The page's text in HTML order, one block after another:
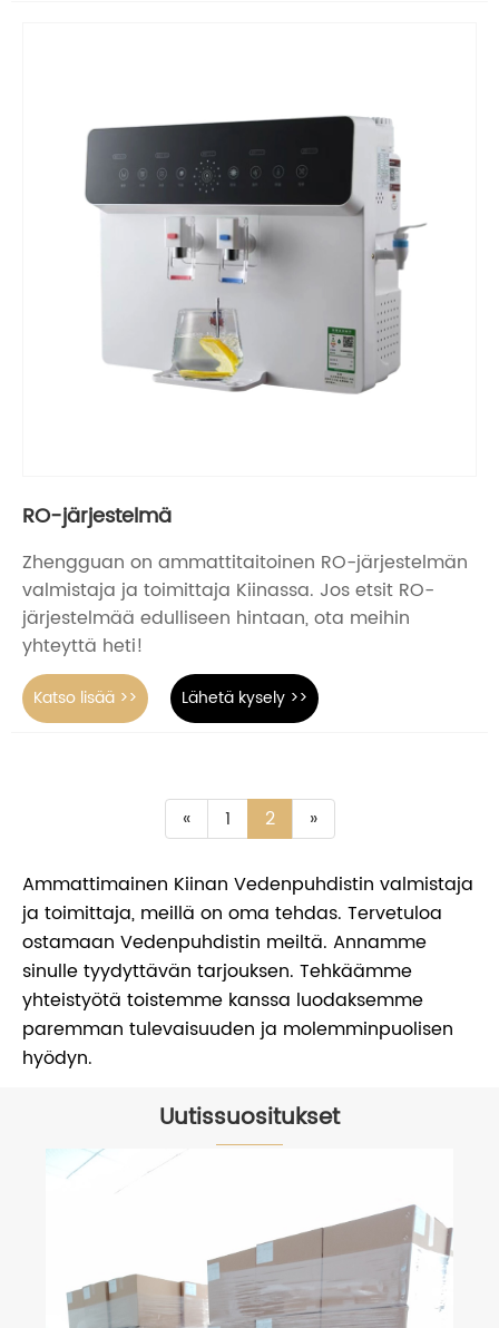
RO-järjestelmä
Zhengguan on ammattitaitoinen RO-järjestelmän
valmistaja ja toimittaja Kiinassa. Jos etsit RO-
järjestelmää edulliseen hintaan, ota meihin
yhteyttä heti!
Katso lisää >> Lähetä kysely >>
« 1 2 »
Ammattimainen Kiinan Vedenpuhdistin valmistaja
ja toimittaja, meillä on oma tehdas. Tervetuloa
ostamaan Vedenpuhdistin meiltä. Annamme
sinulle tyydyttävän tarjouksen. Tehkäämme
yhteistyötä toistemme kanssa luodaksemme
paremman tulevaisuuden ja molemminpuolisen
hyödyn.
Uutissuositukset
Zuanli ro -pumppu imukaivolla